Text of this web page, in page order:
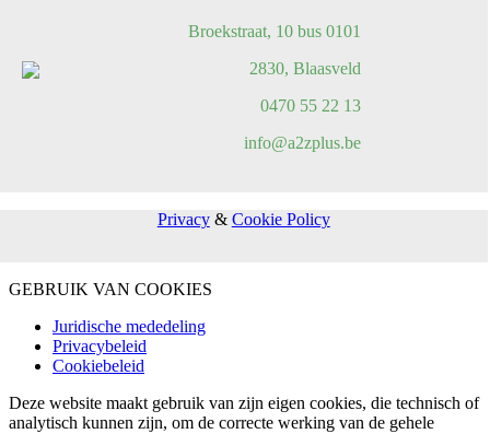
Broekstraat, 10 bus 0101
2830, Blaasveld
0470 55 22 13
info@a2zplus.be
Privacy& Cookie Policy
GEBRUIK VAN COOKIES
Juridische mededeling
Privacybeleid
Cookiebeleid
Deze website maakt gebruik van zijn eigen cookies, die technisch of
analytisch kunnen zijn, om de correcte werking van de gehele